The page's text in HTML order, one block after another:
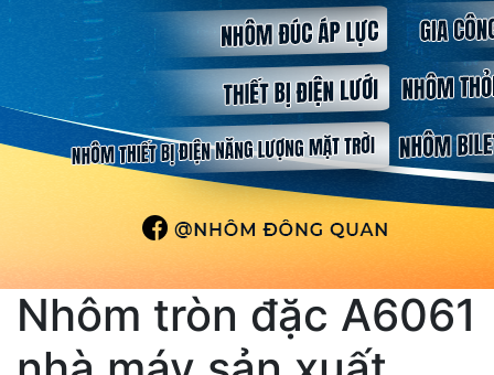
Nhôm tròn đặc A6061